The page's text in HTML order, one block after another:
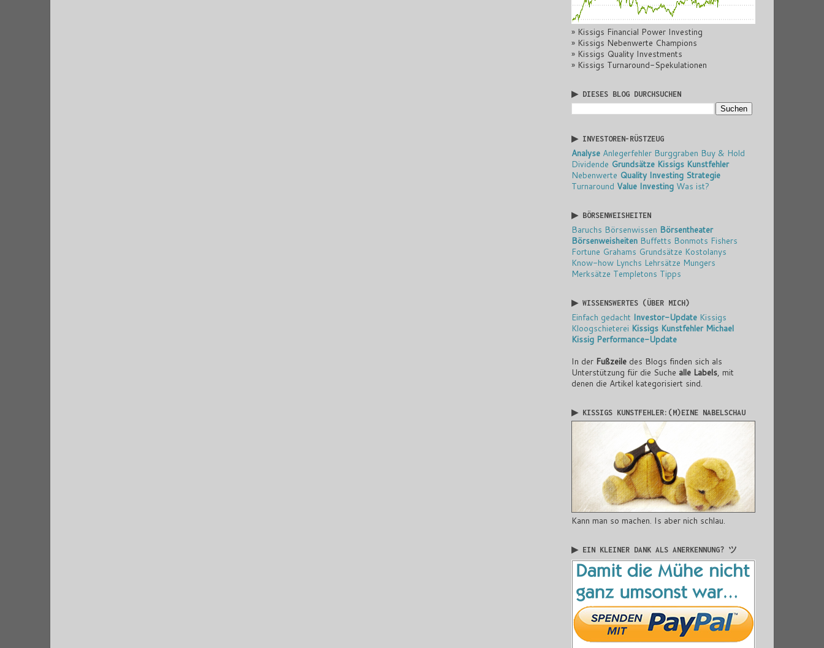
» Kissigs Financial Power Investing
» Kissigs Nebenwerte Champions
» Kissigs Quality Investments
» Kissigs Turnaround-Spekulationen
▶ DIESES BLOG DURCHSUCHEN
▶ INVESTOREN-RÜSTZEUG
Analyse Anlegerfehler Burggraben Buy & Hold
Dividende Grundsätze Kissigs Kunstfehler
Nebenwerte Quality Investing Strategie
Turnaround Value Investing Was ist?
▶ BÖRSENWEISHEITEN
Baruchs Börsenwissen Börsentheater
Börsenweisheiten Buffetts Bonmots Fishers
Fortune Grahams Grundsätze Kostolanys
Know-how Lynchs Lehrsätze Mungers
Merksätze Templetons Tipps
▶ WISSENSWERTES (ÜBER MICH)
Einfach gedacht Investor-Update Kissigs
Kloogschieterei Kissigs Kunstfehler Michael
Kissig Performance-Update
In der Fußzeile des Blogs finden sich als
Unterstützung für die Suche alle Labels , mit
denen die Artikel kategorisiert sind.
▶ KISSIGS KUNSTFEHLER:(M)EINE NABELSCHAU
Kann man so machen. Is aber nich schlau.
▶ EIN KLEINER DANK ALS ANERKENNUNG? ツ